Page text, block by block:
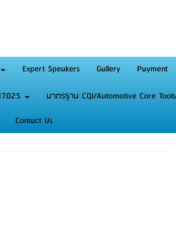
Expert Speakers Gallery Payment
มาตรฐาน CQI/Automotive Core Tools
Contact Us